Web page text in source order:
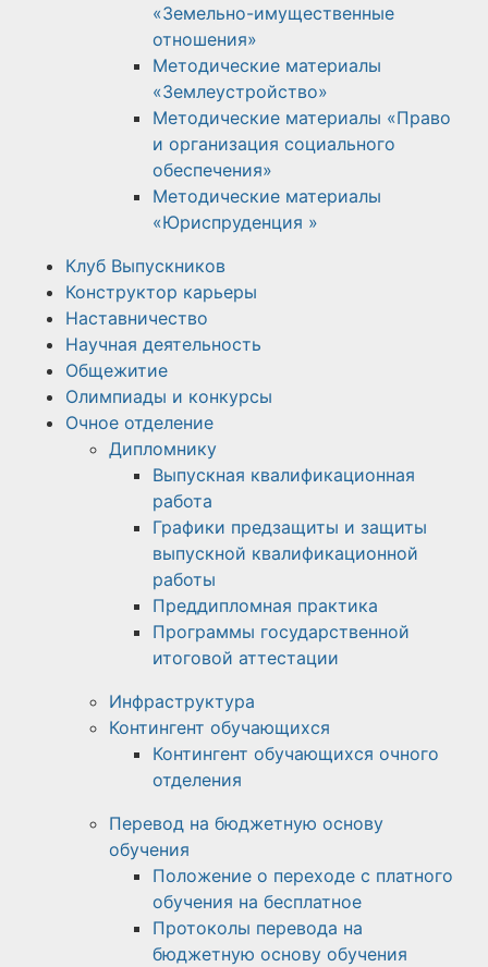
«Земельно-имущественные
отношения»
Методические материалы
«Землеустройство»
Методические материалы «Право
и организация социального
обеспечения»
Методические материалы
«Юриспруденция »
Клуб Выпускников
Конструктор карьеры
Наставничество
Научная деятельность
Общежитие
Олимпиады и конкурсы
Очное отделение
Дипломнику
Выпускная квалификационная
работа
Графики предзащиты и защиты
выпускной квалификационной
работы
Преддипломная практика
Программы государственной
итоговой аттестации
Инфраструктура
Контингент обучающихся
Контингент обучающихся очного
отделения
Перевод на бюджетную основу
обучения
Положение о переходе с платного
обучения на бесплатное
Протоколы перевода на
бюджетную основу обучения